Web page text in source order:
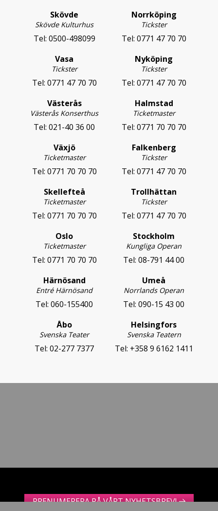
Skövde
Skövde Kulturhus
Tel: 0500-498099
Norrköping
Tickster
Tel: 0771 47 70 70
Vasa
Tickster
Tel: 0771 47 70 70
Nyköping
Tickster
Tel: 0771 47 70 70
Västerås
Västerås Konserthus
Tel: 021-40 36 00
Halmstad
Ticketmaster
Tel: 0771 70 70 70
Växjö
Ticketmaster
Tel: 0771 70 70 70
Falkenberg
Tickster
Tel: 0771 47 70 70
Skellefteå
Ticketmaster
Tel: 0771 70 70 70
Trollhättan
Tickster
Tel: 0771 47 70 70
Oslo
Ticketmaster
Tel: 0771 70 70 70
Stockholm
Kungliga Operan
Tel: 08-791 44 00
Härnösand
Entré Härnösand
Tel: 060-155400
Umeå
Norrlands Operan
Tel: 090-15 43 00
Åbo
Svenska Teater
Tel: 02-277 7377
Helsingfors
Svenska Teatern
Tel: +358 9 6162 1411
PRENUMERERA PÅ VÅRT NYHETSBREV!